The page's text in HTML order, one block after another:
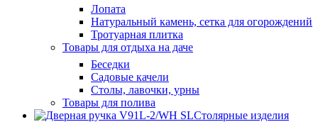
Лопата
Натуральный камень, сетка для огорождений
Тротуарная плитка
Товары для отдыха на даче
Беседки
Садовые качели
Столы, лавочки, урны
Товары для полива
Столярные изделия